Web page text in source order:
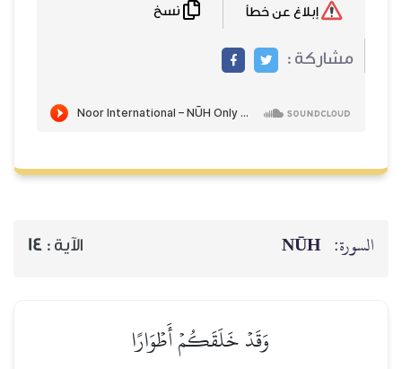
مشاركة :
السورة: NŪH الآية : 14
وَقَدۡ خَلَقَكُمۡ أَطۡوَارًا